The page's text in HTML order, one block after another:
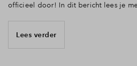
officieel door! In dit bericht lees je
Lees verder